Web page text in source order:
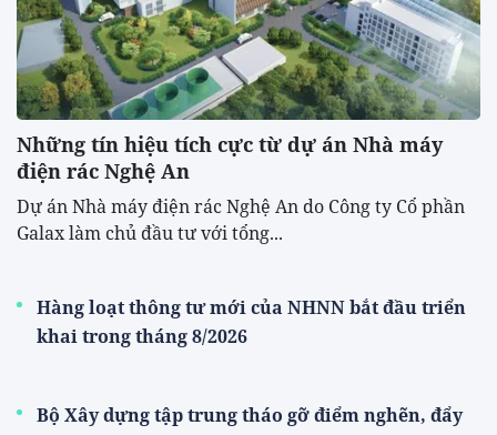
Những tín hiệu tích cực từ dự án Nhà máy
điện rác Nghệ An
Dự án Nhà máy điện rác Nghệ An do Công ty Cổ phần
Galax làm chủ đầu tư với tổng...
Hàng loạt thông tư mới của NHNN bắt đầu triển
khai trong tháng 8/2026
Bộ Xây dựng tập trung tháo gỡ điểm nghẽn, đẩy